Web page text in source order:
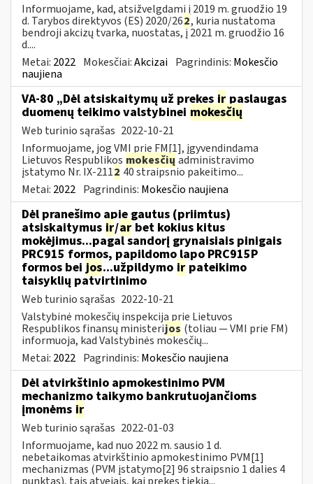
Informuojame, kad, atsižvelgdami į 2019 m. gruodžio 19
d. Tarybos direktyvos (ES) 2020/262, kuria nustatoma
bendroji akcizų tvarka, nuostatas, į 2021 m. gruodžio 16
d....
Metai: 2022 Mokesčiai:Akcizai Pagrindinis: Mokesčio
naujiena
VA-80 „Dėl atsiskaitymų už prekes ir paslaugas
duomenų teikimo valstybinei mokesčių
Web turinio sąrašas 2022-10-21
Informuojame, jog VMI prie FM[1], įgyvendindama
Lietuvos Respublikos mokesčių administravimo
įstatymo Nr. IX-2112 40 straipsnio pakeitimo...
Metai: 2022 Pagrindinis: Mokesčio naujiena
Dėl pranešimo apie gautus (priimtus)
atsiskaitymus ir/ar bet kokius kitus
mokėjimus...pagal sandorį grynaisiais pinigais
PRC915 formos, papildomo lapo PRC915P
formos bei jos...užpildymo ir pateikimo
taisyklių patvirtinimo
Web turinio sąrašas 2022-10-21
Valstybinė mokesčių inspekcija prie Lietuvos
Respublikos finansų ministerijos (toliau ― VMI prie FM)
informuoja, kad Valstybinės mokesčių...
Metai: 2022 Pagrindinis: Mokesčio naujiena
Dėl atvirkštinio apmokestinimo PVM
mechanizmo taikymo bankrutuojančioms
įmonėms ir
Web turinio sąrašas 2022-01-03
Informuojame, kad nuo 2022 m. sausio 1 d.
nebetaikomas atvirkštinio apmokestinimo PVM[1]
mechanizmas (PVM įstatymo[2] 96 straipsnio 1 dalies 4
punktas), tais atvejais, kai prekes tiekia...